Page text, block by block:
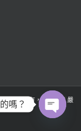
版權所有，未經同意 嚴
圖片
嗎？